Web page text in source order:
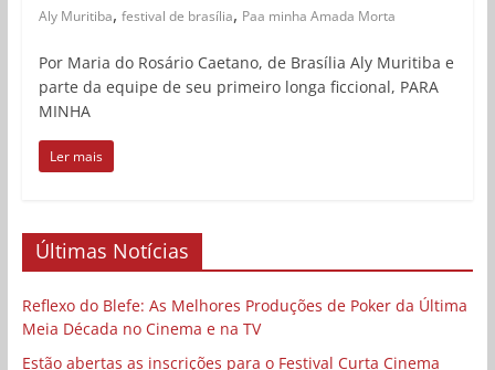
Aly Muritiba, festival de brasília, Paa minha Amada Morta
Por Maria do Rosário Caetano, de Brasília Aly Muritiba e
parte da equipe de seu primeiro longa ficcional, PARA
MINHA
Ler mais
Últimas Notícias
Reflexo do Blefe: As Melhores Produções de Poker da Última
Meia Década no Cinema e na TV
Estão abertas as inscrições para o Festival Curta Cinema